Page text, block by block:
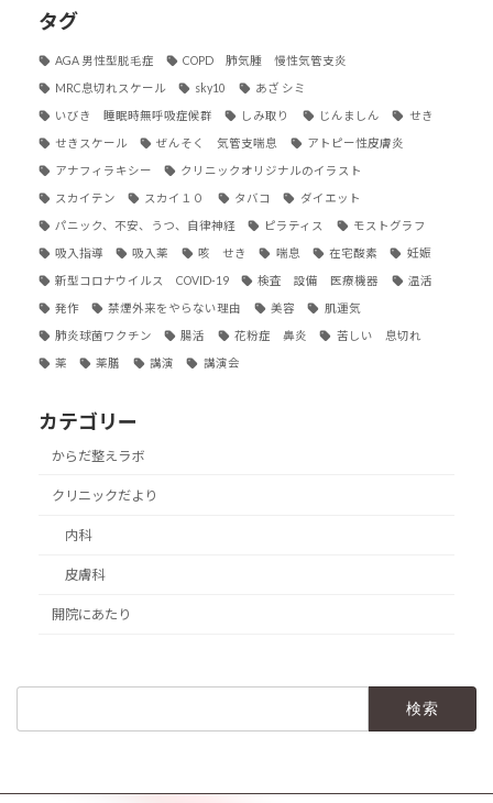
タグ
AGA 男性型脱毛症 COPD 肺気腫 慢性気管支炎
MRC息切れスケール sky10 あざ シミ
いびき 睡眠時無呼吸症候群 しみ取り じんましん せき
せきスケール ぜんそく 気管支喘息 アトピー性皮膚炎
アナフィラキシー クリニックオリジナルのイラスト
スカイテン スカイ１０ タバコ ダイエット
パニック、不安、うつ、自律神経 ピラティス モストグラフ
吸入指導 吸入薬 咳 せき 喘息 在宅酸素 妊娠
新型コロナウイルス COVID-19 検査 設備 医療機器 温活
発作 禁煙外来をやらない理由 美容 肌運気
肺炎球菌ワクチン 腸活 花粉症 鼻炎 苦しい 息切れ
薬 薬膳 講演 講演会
カテゴリー
からだ整えラボ
クリニックだより
内科
皮膚科
開院にあたり